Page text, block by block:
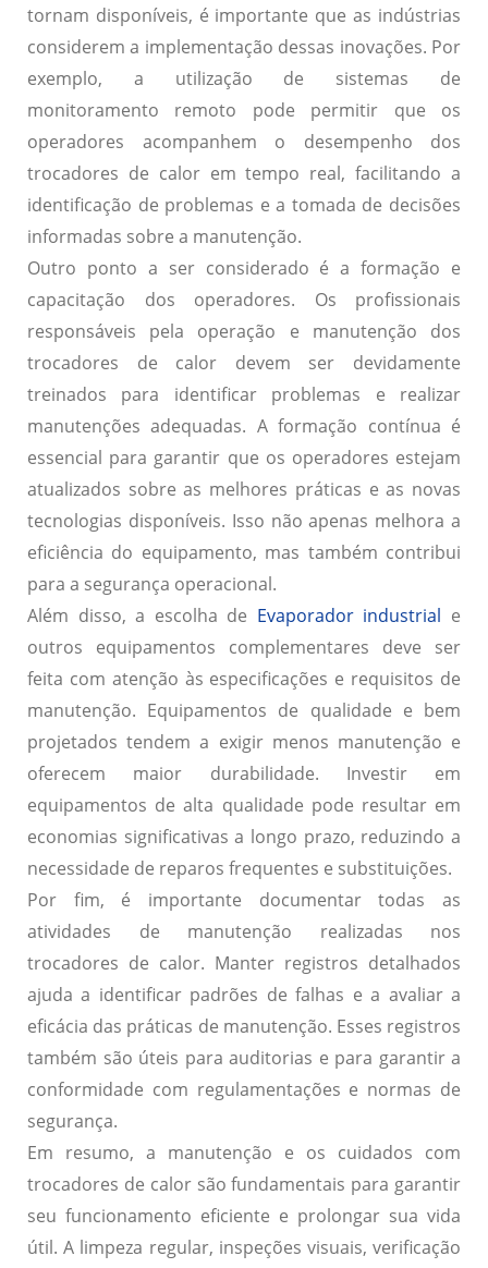
tornam disponíveis, é importante que as indústrias
considerem a implementação dessas inovações. Por
exemplo, a utilização de sistemas de
monitoramento remoto pode permitir que os
operadores acompanhem o desempenho dos
trocadores de calor em tempo real, facilitando a
identificação de problemas e a tomada de decisões
informadas sobre a manutenção.
Outro ponto a ser considerado é aformação e
capacitação dos operadores. Os profissionais
responsáveis pela operação e manutenção dos
trocadores de calor devem ser devidamente
treinados para identificar problemas e realizar
manutenções adequadas. A formação contínua é
essencial para garantir que os operadores estejam
atualizados sobre as melhores práticas e as novas
tecnologias disponíveis. Isso não apenas melhora a
eficiência do equipamento, mas também contribui
para a segurança operacional.
Além disso, a escolha de Evaporador industrial e
outros equipamentos complementares deve ser
feita com atenção às especificações e requisitos de
manutenção. Equipamentos de qualidade e bem
projetados tendem a exigir menos manutenção e
oferecem maior durabilidade. Investir em
equipamentos de alta qualidade pode resultar em
economias significativas a longo prazo, reduzindo a
necessidade de reparos frequentes e substituições.
Por fim, é importante documentar todas as
atividades de manutenção realizadas nos
trocadores de calor. Manter registros detalhados
ajuda a identificar padrões de falhas e a avaliar a
eficácia das práticas de manutenção. Esses registros
também são úteis para auditorias e para garantir a
conformidade com regulamentações e normas de
segurança.
Em resumo, a manutenção e os cuidados com
trocadores de calor são fundamentais para garantir
seu funcionamento eficiente e prolongar sua vida
útil. A limpeza regular, inspeções visuais, verificação